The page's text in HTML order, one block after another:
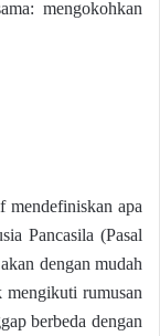
mengokohkan
apa
Pancasila (Pasal
dengan mudah
mengikuti rumusan
berbeda dengan